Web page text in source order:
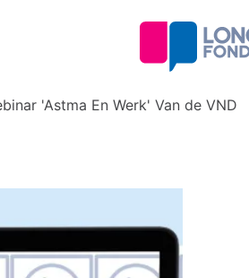
'Astma En Werk' Van de VND